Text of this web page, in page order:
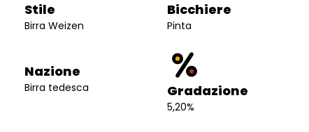
Stile
Birra Weizen
Bicchiere
Pinta
Nazione
Birra tedesca Gradazione
5,20%